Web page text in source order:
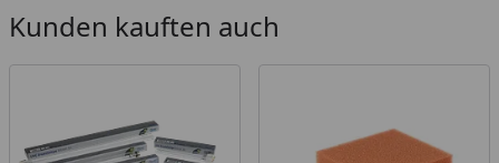
Kunden kauften auch